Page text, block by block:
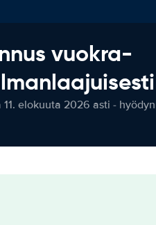
vuokra-
elokuuta 2026 asti -